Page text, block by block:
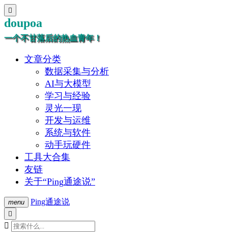

doupoa
一个不甘落后的热血青年！
文章分类
数据采集与分析
AI与大模型
学习与经验
灵光一现
开发与运维
系统与软件
动手玩硬件
工具大合集
友链
关于“Ping通途说”
menu Ping通途说

